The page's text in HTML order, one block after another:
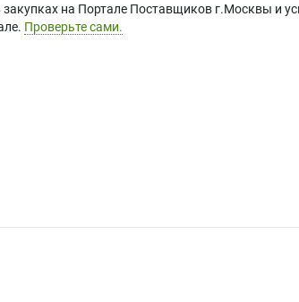
на Портале Поставщиков г.Москвы и
Проверьте сами.